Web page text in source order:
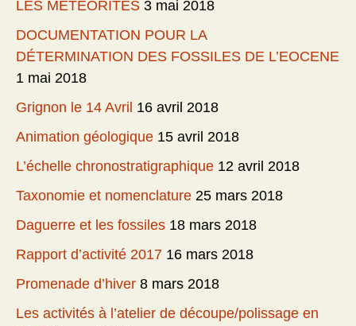
LES METEORITES 3 mai 2018
DOCUMENTATION POUR LA
DÉTERMINATION DES FOSSILES DE L’EOCENE
1 mai 2018
Grignon le 14 Avril 16 avril 2018
Animation géologique 15 avril 2018
L’échelle chronostratigraphique 12 avril 2018
Taxonomie et nomenclature 25 mars 2018
Daguerre et les fossiles 18 mars 2018
Rapport d’activité 2017 16 mars 2018
Promenade d’hiver 8 mars 2018
Les activités à l’atelier de découpe/polissage en